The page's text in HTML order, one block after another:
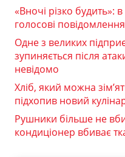
«Вночі різко будить»:
голосові
Одне з великих
зупиняється після
невідомо
Хліб, який можна
підхопив новий
Рушники більше не
кондиціонер вбиває